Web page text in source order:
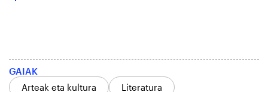
GAIAK
Arteak eta kultura
Literatura